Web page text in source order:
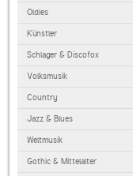
Oldies
Künstler
Schlager & Discofox
Volksmusik
Country
Jazz & Blues
Weltmusik
Gothic & Mittelalter